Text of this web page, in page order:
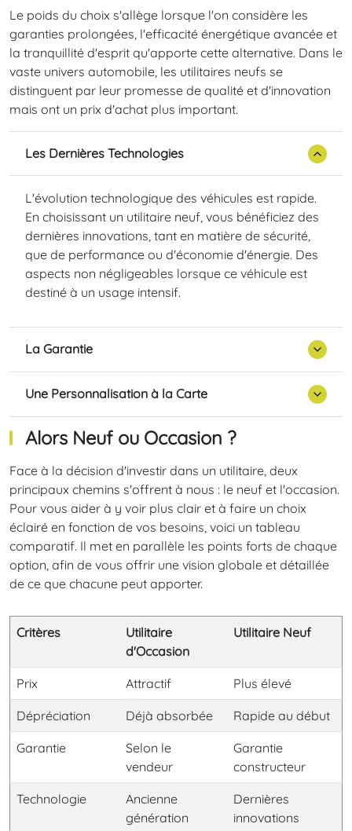
Le poids du choix s'allège lorsque l'on considère les
garanties prolongées, l'efficacité énergétique avancée et
la tranquillité d'esprit qu'apporte cette alternative. Dans le
vaste univers automobile, les utilitaires neufs se
distinguent par leur promesse de qualité et d'innovation
mais ont un prix d'achat plus important.
Les Dernières Technologies
L'évolution technologique des véhicules est rapide.
En choisissant un utilitaire neuf, vous bénéficiez des
dernières innovations, tant en matière de sécurité,
que de performance ou d'économie d'énergie. Des
aspects non négligeables lorsque ce véhicule est
destiné à un usage intensif.
La Garantie
Une Personnalisation à la Carte
Alors Neuf ou Occasion ?
Face à la décision d'investir dans un utilitaire, deux
principaux chemins s'offrent à nous : le neuf et l'occasion.
Pour vous aider à y voir plus clair et à faire un choix
éclairé en fonction de vos besoins, voici un tableau
comparatif. Il met en parallèle les points forts de chaque
option, afin de vous offrir une vision globale et détaillée
de ce que chacune peut apporter.
Critères
Utilitaire
d'Occasion
Utilitaire Neuf
Prix Attractif Plus élevé
Dépréciation Déjà absorbée Rapide au début
Garantie
Selon le
vendeur
Garantie
constructeur
Technologie
Ancienne
génération
Dernières
innovations